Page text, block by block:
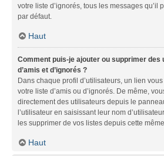
votre liste d’ignorés, tous les messages qu’il
par défaut.
Haut
Comment puis-je ajouter ou supprimer des
d’amis et d’ignorés ?
Dans chaque profil d’utilisateurs, un lien
votre liste d’amis ou d’ignorés. De même,
directement des utilisateurs depuis le
l’utilisateur en saisissant leur nom
les supprimer de vos listes depuis cette
Haut